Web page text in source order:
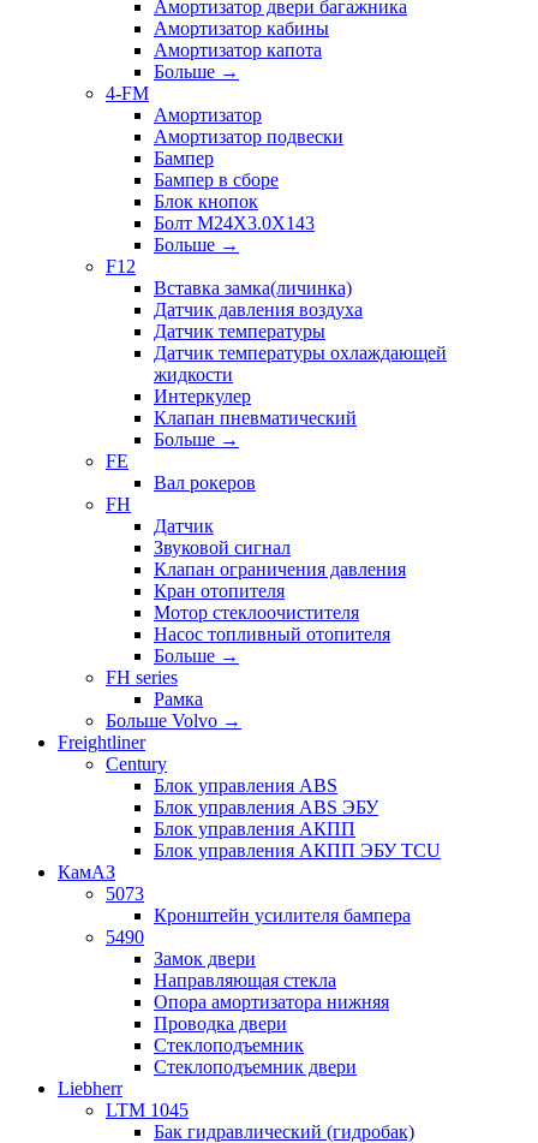
Амортизатор двери багажника
Амортизатор кабины
Амортизатор капота
Больше →
4-FM
Амортизатор
Амортизатор подвески
Бампер
Бампер в сборе
Блок кнопок
Болт M24X3.0X143
Больше →
F12
Вставка замка(личинка)
Датчик давления воздуха
Датчик температуры
Датчик температуры охлаждающей
жидкости
Интеркулер
Клапан пневматический
Больше →
FE
Вал рокеров
FH
Датчик
Звуковой сигнал
Клапан ограничения давления
Кран отопителя
Мотор стеклоочистителя
Насос топливный отопителя
Больше →
FH series
Рамка
Больше Volvo →
Freightliner
Century
Блок управления ABS
Блок управления ABS ЭБУ
Блок управления АКПП
Блок управления АКПП ЭБУ TCU
КамАЗ
5073
Кронштейн усилителя бампера
5490
Замок двери
Направляющая стекла
Опора амортизатора нижняя
Проводка двери
Стеклоподъемник
Стеклоподъемник двери
Liebherr
LTM 1045
Бак гидравлический (гидробак)